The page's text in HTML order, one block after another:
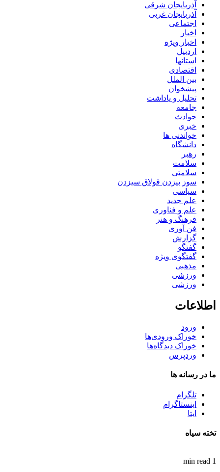
آذربایجان شرقی
آذربایجان غربی
اجتماعی
اخبار
اخبار ویژه
اردبیل
استانها
اقتصادی
بین الملل
پیشخوان
تحلیل و یاداشت
جامعه
حوادث
خبری
خواندنی ها
دانشگاه
رهبر
سلامت
سلامتی
سوز بیزدن قولاق سیزدن
سیاسی
علم جدید
علم و فناوری
فرهنگ و هنر
فن آوری
گزارش
گفتگو
گفتگوی ویژه
مذهبی
ورزشی
ورزشی
اطلاعات
ورود
خوراک ورودی‌ها
خوراک دیدگاه‌ها
وردپرس
ما در رسانه ها
تلگرام
اینستاگرام
ایتا
تخته سیاه
1 min read